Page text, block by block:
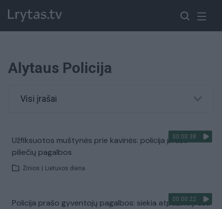
Alytaus Policija
Visi įrašai
00:00:38
Užfiksuotos muštynės prie kavinės: policija prašo
piliečių pagalbos
Žinios Lietuvos diena
00:00:22
Policija prašo gyventojų pagalbos: siekia atpažinti įraše